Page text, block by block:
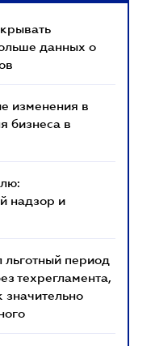
данных о
изменения в
бизнеса в
надзор и
период
техрегламента,
значительно